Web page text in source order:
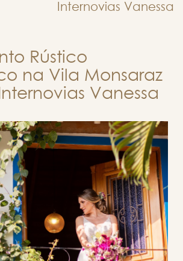
Internovias Vanessa
Rústico
na Vila Monsaraz
Vanessa